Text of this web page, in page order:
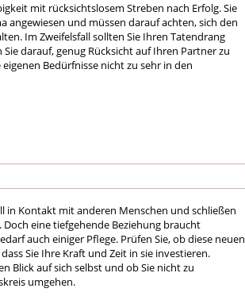
mit rücksichtslosem Streben nach Erfolg. Sie
angewiesen und müssen darauf achten, sich den
Im Zweifelsfall sollten Sie Ihren Tatendrang
darauf, genug Rücksicht auf Ihren Partner zu
Bedürfnisse nicht zu sehr in den
in Kontakt mit anderen Menschen und schließen
eine tiefgehende Beziehung braucht
auch einiger Pflege. Prüfen Sie, ob diese neuen
Sie Ihre Kraft und Zeit in sie investieren.
Blick auf sich selbst und ob Sie nicht zu
umgehen.